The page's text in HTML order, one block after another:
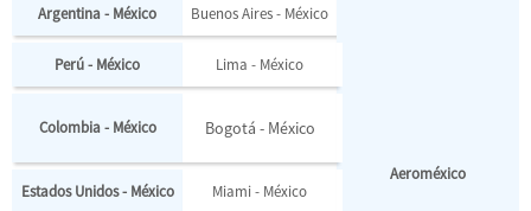
Argentina - México Buenos Aires - México
Aeroméxico
Perú - México Lima - México
Colombia - México Bogotá - México
Estados Unidos - México Miami - México